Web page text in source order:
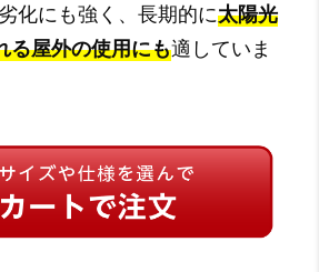
化にも強く、長期的に太陽光
る屋外の使用にも適していま